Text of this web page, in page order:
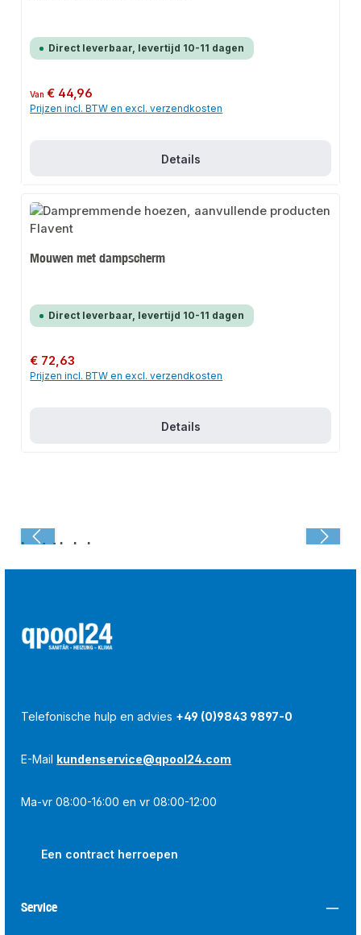
Direct leverbaar, levertijd 10-11 dagen
Normale prijs:
Van€ 44,96
Prijzen incl. BTW en excl. verzendkosten
Details
Mouwen met dampscherm
Direct leverbaar, levertijd 10-11 dagen
Normale prijs:
€ 72,63
Prijzen incl. BTW en excl. verzendkosten
Details
Laatst bekeken:
Telefonische hulp en advies +49 (0)9843 9897-0
E-Mail kundenservice@qpool24.com
Ma-vr 08:00-16:00 en vr 08:00-12:00
Een contract herroepen
Service